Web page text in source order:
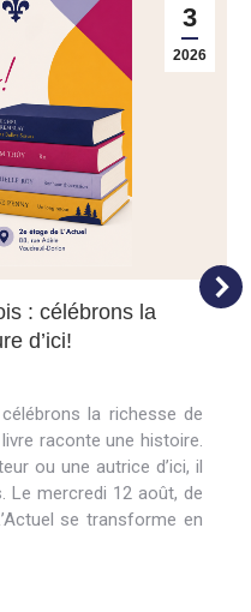
3
2026
: célébrons la
d’ici!
la richesse de
raconte une histoire.
ou une autrice d’ici, il
Le mercredi 12 août, de
se transforme en